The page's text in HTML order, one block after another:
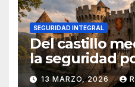
SEGURIDAD INTEGRAL
Del castillo
la seguridad
13 MARZO, 2026